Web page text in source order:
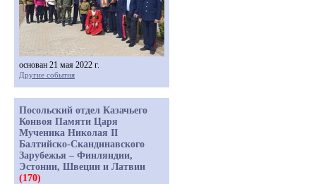
основан 21 мая 2022 г.
Другие события
Посольский отдел Казачьего
Конвоя Памяти Царя
Мученика Николая II
Балтийско-Скандинавского
Зарубежья – Финляндии,
Эстонии, Швеции и Латвии
(170)